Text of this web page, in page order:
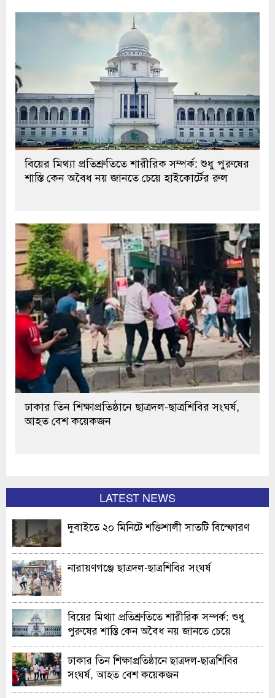
বিয়ের মিথ্যা প্রতিশ্রুতিতে শারীরিক সম্পর্ক: শুধু পুরুষের
শাস্তি কেন অবৈধ নয় জানতে চেয়ে হাইকোর্টের রুল
ঢাকার তিন শিক্ষাপ্রতিষ্ঠানে ছাত্রদল-ছাত্রশিবির সংঘর্ষ,
আহত বেশ কয়েকজন
LATEST NEWS
দুবাইতে ২০ মিনিটে শক্তিশালী সাতটি বিস্ফোরণ
নারায়ণগঞ্জে ছাত্রদল-ছাত্রশিবির সংঘর্ষ
বিয়ের মিথ্যা প্রতিশ্রুতিতে শারীরিক সম্পর্ক: শুধু
পুরুষের শাস্তি কেন অবৈধ নয় জানতে চেয়ে
হাইকোর্টের রুল
ঢাকার তিন শিক্ষাপ্রতিষ্ঠানে ছাত্রদল-ছাত্রশিবির
সংঘর্ষ, আহত বেশ কয়েকজন